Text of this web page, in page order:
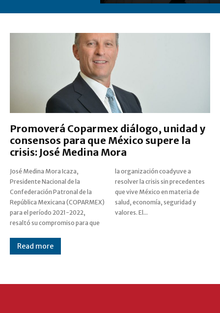
Promoverá Coparmex diálogo, unidad y
consensos para que México supere la
crisis: José Medina Mora
José Medina Mora Icaza,
Presidente Nacional de la
Confederación Patronal de la
República Mexicana (COPARMEX)
para el período 2021-2022,
resaltó su compromiso para que
la organización coadyuve a
resolver la crisis sin precedentes
que vive México en materia de
salud, economía, seguridad y
valores. El...
Read more